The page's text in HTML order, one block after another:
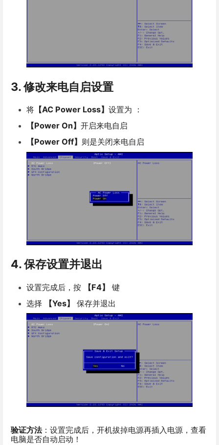
3. 修改来电自启设置
将 【AC Power Loss】 设置为 ：
【Power On】 开启来电自启
【Power Off】 则是关闭来电自启
4. 保存设置并退出
设置完成后，按 【F4】
键
选择
【Yes】 保存并退出
验证方法：设置完成后，开机拔掉电源再插入电源，查看
电脑是否自动启动！